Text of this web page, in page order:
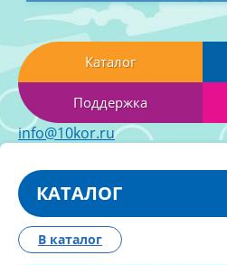
Каталог
Поддержка
info@10kor.ru
КАТАЛОГ
В каталог